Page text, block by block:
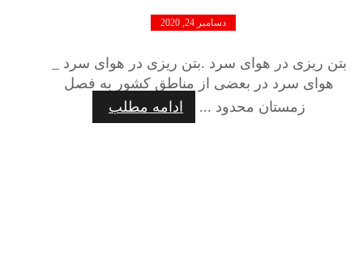
دسامبر 24, 2020
بتن ریزی در هوای سرد .بتن ریزی در هوای سرد _
هوای سرد در بعضی از مناطق کشور به فصل
زمستان محدود ...
ادامه مطلب